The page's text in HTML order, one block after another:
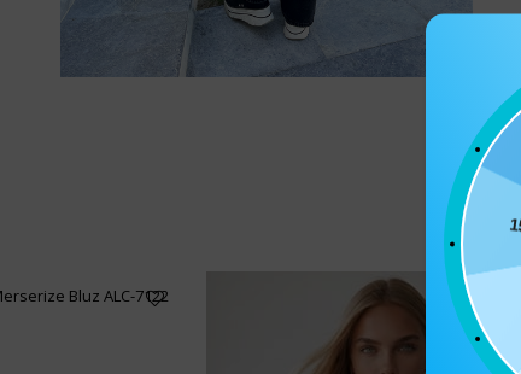
Bluz ALC-7122